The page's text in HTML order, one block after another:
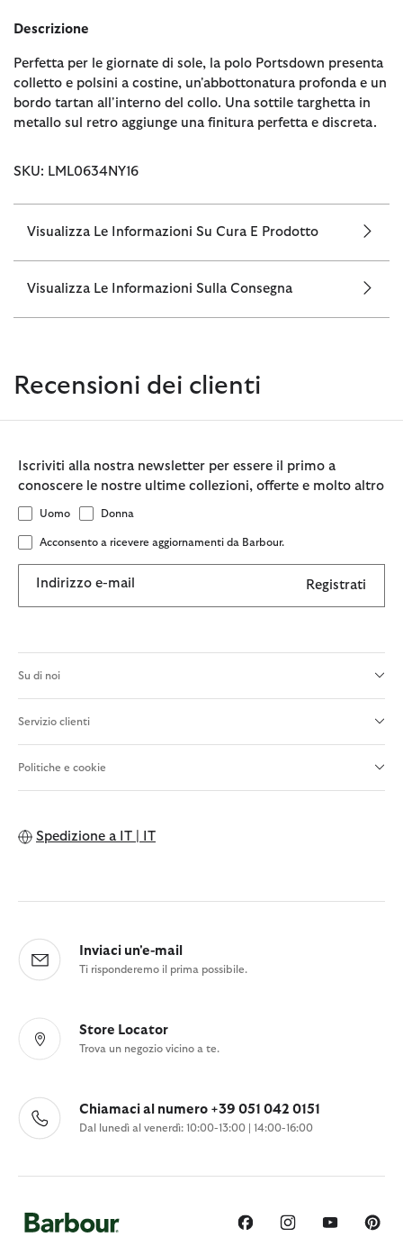
Descrizione
Perfetta per le giornate di sole, la polo Portsdown presenta
colletto e polsini a costine, un'abbottonatura profonda e un
bordo tartan all'interno del collo. Una sottile targhetta in
metallo sul retro aggiunge una finitura perfetta e discreta.
SKU: LML0634NY16
Visualizza Le Informazioni Su Cura E Prodotto
Visualizza Le Informazioni Sulla Consegna
Recensioni dei clienti
Iscriviti alla nostra newsletter per essere il primo a
conoscere le nostre ultime collezioni, offerte e molto altro
Uomo Donna
Acconsento a ricevere aggiornamenti da Barbour.
Indirizzo e-mail Registrati
Su di noi
Servizio clienti
Politiche e cookie
Spedizione a IT | IT
Inviaci un'e-mail
Ti risponderemo il prima possibile.
Store Locator
Trova un negozio vicino a te.
Chiamaci al numero +39 051 042 0151
Dal lunedì al venerdì: 10:00-13:00 | 14:00-16:00